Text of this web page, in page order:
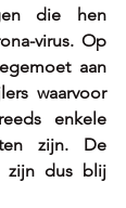
die hen
virus. Op
aan
waarvoor
enkele
zijn. De
zijn dus blij